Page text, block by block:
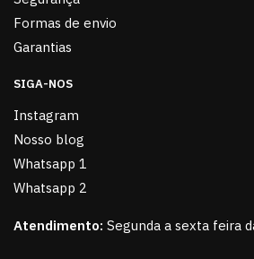
Formas de envio
Garantias
SIGA-NOS
Instagram
Nosso blog
Whatsapp 1
Whatsapp 2
Atendimento: Segunda a sexta feira